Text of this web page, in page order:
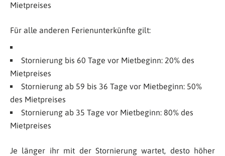
Mietpreises
Für alle anderen Ferienunterkünfte gilt:
Stornierung bis 60 Tage vor Mietbeginn: 20% des
Mietpreises
Stornierung ab 59 bis 36 Tage vor Mietbeginn: 50%
des Mietpreises
Stornierung ab 35 Tage vor Mietbeginn: 80% des
Mietpreises
Je länger ihr mit der Stornierung wartet, desto höher